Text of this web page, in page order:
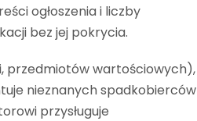
ogłoszenia i liczby
bez jej pokrycia.
przedmiotów wartościowych),
nieznanych spadkobierców
przysługuje